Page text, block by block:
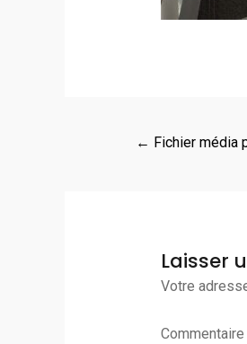
← Fichier média
Laisser
Votre
Commentaire